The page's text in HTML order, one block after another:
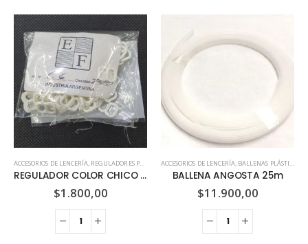
ACCESORIOS DE LENCERÍA, REGULADORES PARA CORPIÑOS
REGULADOR COLOR CHICO EF Art.C6 x 100u
$1.800,00
ACCESORIOS DE LENCERÍA, BALLENAS PLÁSTICAS
BALLENA ANGOSTA 25m
$11.900,00